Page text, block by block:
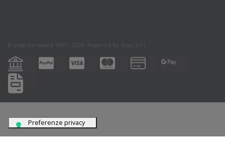
© Snap hardware 1997 - 2026. Powered by Snap S.r.l.